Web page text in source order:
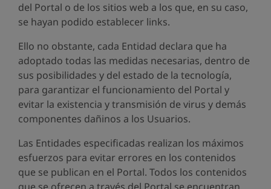
del Portal o de los sitios web a los que, en su caso,
se hayan podido establecer links.
Ello no obstante, cada Entidad declara que ha
adoptado todas las medidas necesarias, dentro de
sus posibilidades y del estado de la tecnología,
para garantizar el funcionamiento del Portal y
evitar la existencia y transmisión de virus y demás
componentes dañinos a los Usuarios.
Las Entidades especificadas realizan los máximos
esfuerzos para evitar errores en los contenidos
que se publican en el Portal. Todos los contenidos